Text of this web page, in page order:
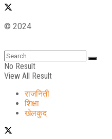
© 2024
No Result
View All Result
राजनिती
शिक्षा
खेलकुद